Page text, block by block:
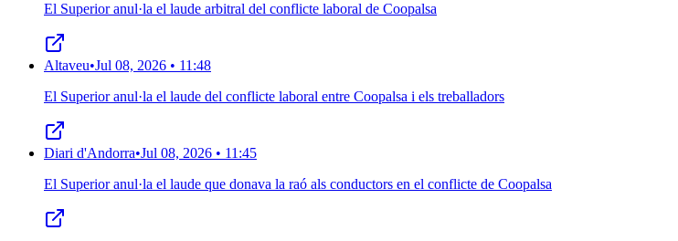
El Superior anul·la el laude arbitral del conflicte laboral de Coopalsa
Altaveu•Jul 08, 2026 • 11:48
El Superior anul·la el laude del conflicte laboral entre Coopalsa i els treballadors
Diari d'Andorra•Jul 08, 2026 • 11:45
El Superior anul·la el laude que donava la raó als conductors en el conflicte de Coopalsa